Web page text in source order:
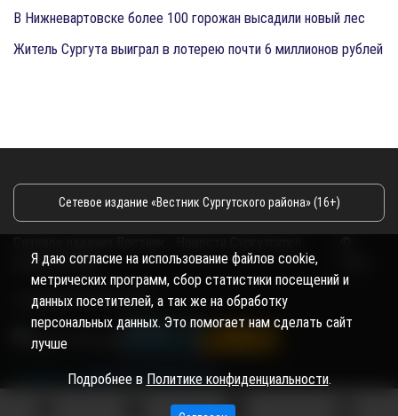
В Нижневартовске более 100 горожан высадили новый лес
Житель Сургута выиграл в лотерею почти 6 миллионов рублей
Сетевое издание «Вестник Сургутского района» (16+)
района и Югры
Copyright © 2018- 2026
Я даю согласие на использование файлов cookie,
метрических программ, сбор статистики посещений и
данных посетителей, а так же на обработку
персональных данных. Это помогает нам сделать сайт
лучше
Подробнее в Политике конфиденциальности.